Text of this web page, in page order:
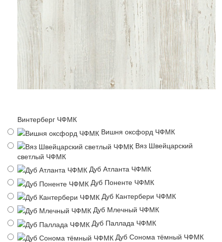
Винтерберг ЧФМК
Вишня оксфорд ЧФМК
Вяз Швейцарский
светлый ЧФМК
Дуб Атланта ЧФМК
Дуб Поненте ЧФМК
Дуб Кантербери ЧФМК
Дуб Млечный ЧФМК
Дуб Паллада ЧФМК
Дуб Сонома тёмный ЧФМК